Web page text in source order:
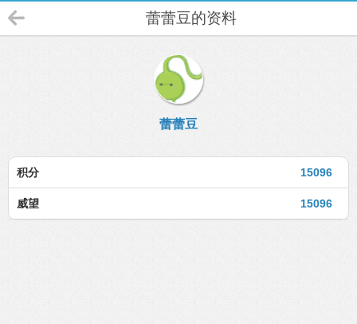
蕾蕾豆的资料
蕾蕾豆
15096
积分
15096
威望